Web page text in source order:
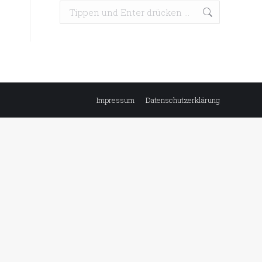
Search:
Impressum Datenschutzerklärung